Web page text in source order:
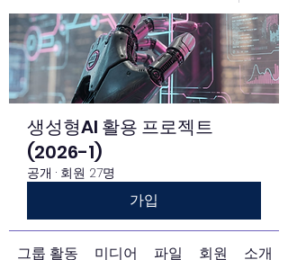
생성형AI 활용 프로젝트
(2026-1)
공개 · 회원 27명
가입
그룹 활동 미디어 파일 회원 소개